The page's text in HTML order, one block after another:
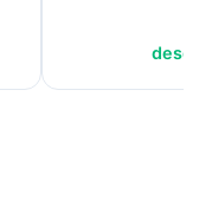
desde